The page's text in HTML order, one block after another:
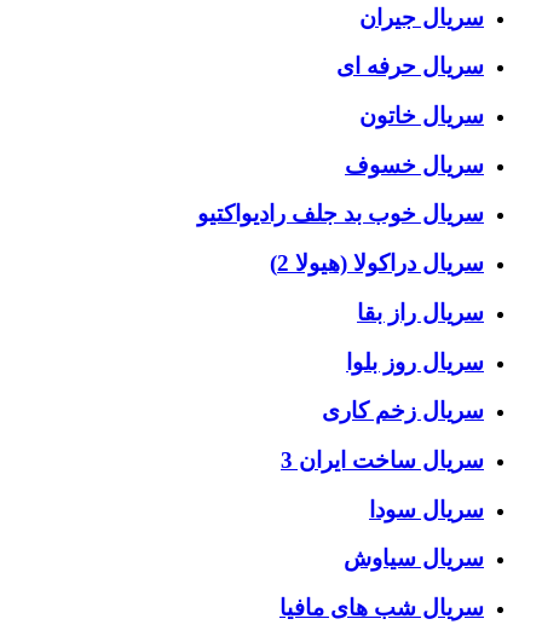
سریال جیران
سریال حرفه ای
سریال خاتون
سریال خسوف
سریال خوب بد جلف رادیواکتیو
سریال دراکولا (هیولا 2)
سریال راز بقا
سریال روز بلوا
سریال زخم کاری
سریال ساخت ایران 3
سریال سودا
سریال سیاوش
سریال شب های مافیا